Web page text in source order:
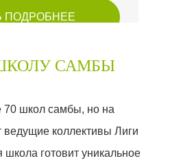
ПОДРОБНЕЕ
САМБЫ
70 школ самбы, но на
коллективы Лиги
готовит уникальное